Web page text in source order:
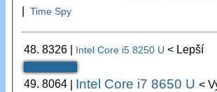
|Time Spy
48. 8326 Intel Core i5 8250 U< Lepší
49. 8064 Intel Core i7 8650 U<